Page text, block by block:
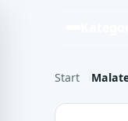
Start